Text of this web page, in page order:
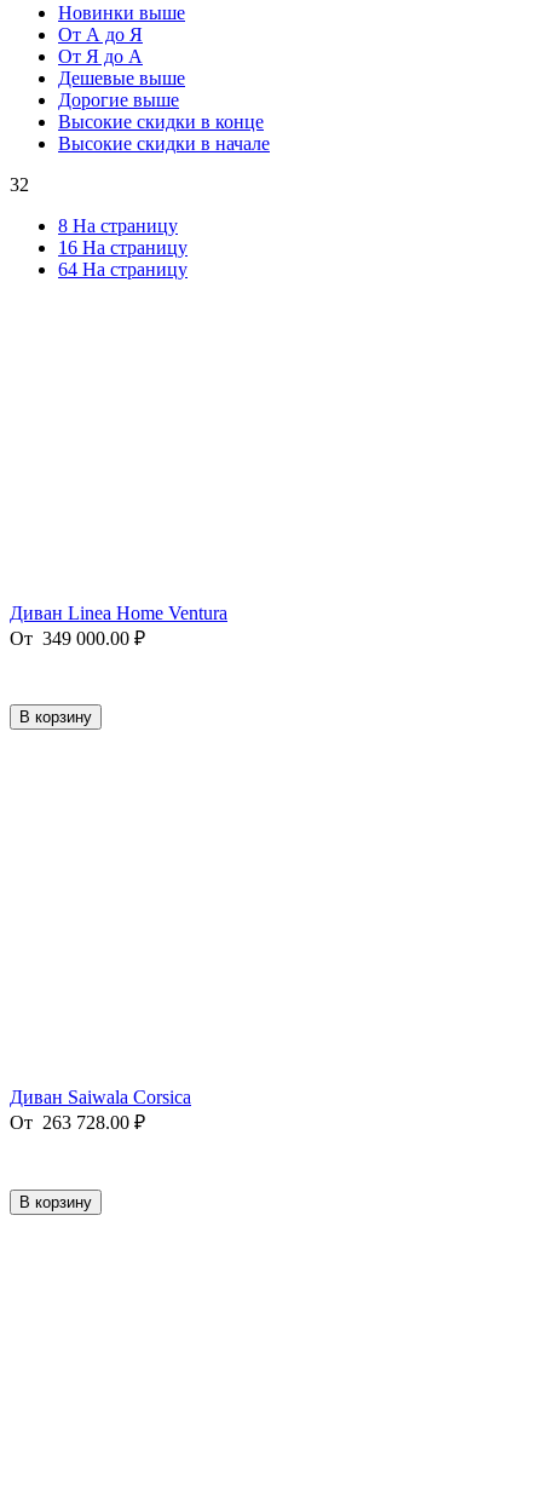
Новинки выше
От А до Я
От Я до А
Дешевые выше
Дорогие выше
Высокие скидки в конце
Высокие скидки в начале
32
8 На страницу
16 На страницу
64 На страницу
Диван Linea Home Ventura
От 349 000.00 ₽
В корзину
Диван Saiwala Corsica
От 263 728.00 ₽
В корзину